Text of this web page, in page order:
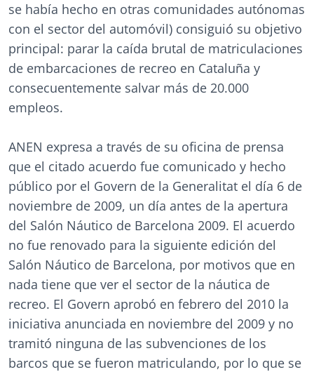
se había hecho en otras comunidades autónomas
con el sector del automóvil) consiguió su objetivo
principal: parar la caída brutal de matriculaciones
de embarcaciones de recreo en Cataluña y
consecuentemente salvar más de 20.000
empleos.
ANEN expresa a través de su oficina de prensa
que el citado acuerdo fue comunicado y hecho
público por el Govern de la Generalitat el día 6 de
noviembre de 2009, un día antes de la apertura
del Salón Náutico de Barcelona 2009. El acuerdo
no fue renovado para la siguiente edición del
Salón Náutico de Barcelona, por motivos que en
nada tiene que ver el sector de la náutica de
recreo. El Govern aprobó en febrero del 2010 la
iniciativa anunciada en noviembre del 2009 y no
tramitó ninguna de las subvenciones de los
barcos que se fueron matriculando, por lo que se